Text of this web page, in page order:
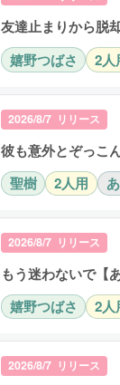
友達止まりから脱
嬉野つばさ
2人
2026/8/7 リリース
彼も意外とぞっこ
聖樹
2人用
2026/8/7 リリース
もう迷わないで【
嬉野つばさ
2人
2026/8/7 リリース